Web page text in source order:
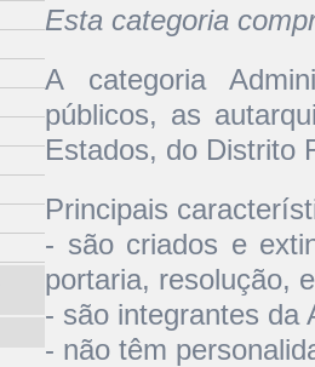
Esta categoria
A categoria
públicos, as
Estados, do Distrito
Principais
- são criados e
portaria, resolução,
- são integrantes da
- não têm